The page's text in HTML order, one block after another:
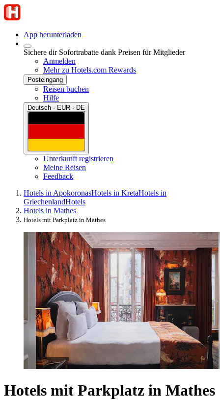
App herunterladen
Sichere dir Sofortrabatte dank Preisen für Mitglieder
Anmelden
Mehr zu Hotels.com Rewards
Posteingang
Reisen buchen
Hilfe
Deutsch · EUR · DE
Unterkunft registrieren
Meine Reisen
Feedback
Hotels in ApokoronasHotels in KretaHotels in
GriechenlandHotels
Hotels in Mathes
Hotels mit Parkplatz in Mathes
Hotels mit Parkplatz in Mathes